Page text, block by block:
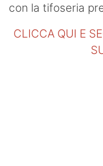
con la tifoseria
CLICCA QUI E